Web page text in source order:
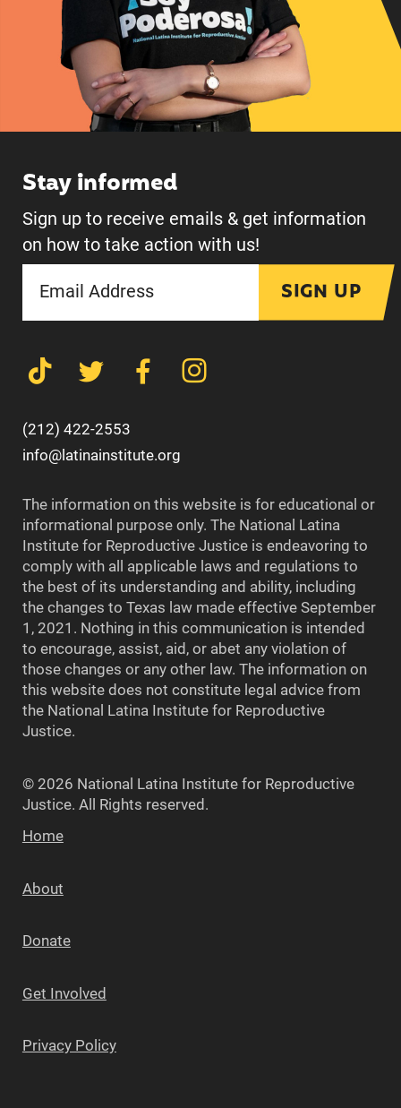
Stay informed
Sign up to receive emails & get information
on how to take action with us!
SIGN UP
(212) 422-2553
info@latinainstitute.org
The information on this website is for educational or
informational purpose only. The National Latina
Institute for Reproductive Justice is endeavoring to
comply with all applicable laws and regulations to
the best of its understanding and ability, including
the changes to Texas law made effective September
1, 2021. Nothing in this communication is intended
to encourage, assist, aid, or abet any violation of
those changes or any other law. The information on
this website does not constitute legal advice from
the National Latina Institute for Reproductive
Justice.
© 2026 National Latina Institute for Reproductive
Justice. All Rights reserved.
Home
About
Donate
Get Involved
Privacy Policy